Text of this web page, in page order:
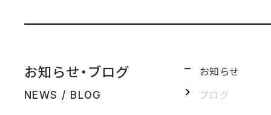
お知らせ・ブログ
NEWS / BLOG
お知らせ
ブログ